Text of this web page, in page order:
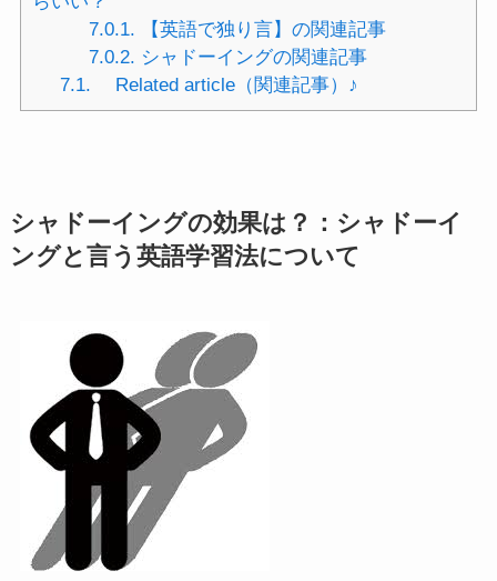
7.0.1. 【英語で独り言】の関連記事
7.0.2. シャドーイングの関連記事
7.1. Related article（関連記事）♪
シャドーイングの効果は？：シャドーイ
ングと言う英語学習法について